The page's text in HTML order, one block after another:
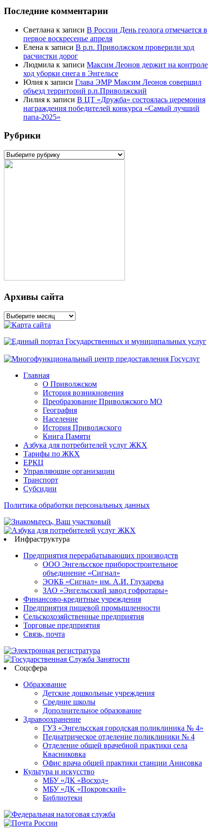
Последние комментарии
Светлана к записи В России День геолога отмечается в
первое воскресенье апреля
Елена к записи В р.п. Приволжском проверили ход
расчистки дорог
Людмила к записи Максим Леонов держит на контроле
ход уборки снега в Энгельсе
Юлия к записи Глава ЭМР Максим Леонов совершил
объезд территорий р.п.Приволжский
Лилия к записи В ЦТ «Дружба» состоялась церемония
награждения победителей конкурса «Самый лучший
папа-2025»
Рубрики
Рубрики
Архивы сайта
Архивы
сайта
Главная
О Приволжском
История возникновения
Преобразование Приволжского МО
География
Население
История Приволжского
Книга Памяти
Азбука для потребителей услуг ЖКХ
Тарифы по ЖКХ
ЕРКЦ
Управляющие организации
Транспорт
Субсидии
Политика обработки персональных данных
Инфраструктура
Предприятия перерабатывающих производств
ООО Энгельсское приборостроительное
объединение «Сигнал»
ЭОКБ «Сигнал» им. А.И. Глухарева
ЗАО «Энгельсский завод гофротары»
Финансово-кредитные учреждения
Предприятия пищевой промышленности
Сельскохозяйственные предприятия
Торговые предприятия
Связь, почта
Соцсфера
Образование
Детские дошкольные учреждения
Средние школы
Дополнительное образование
Здравоохранение
ГУЗ «Энгельсская городская поликлиника № 4»
Педиатрическое отделение поликлиники № 4
Отделение общей врачебной практики села
Квасниковка
Офис врача общей практики станции Анисовка
Культура и искусство
МБУ «ДК «Восход»
МБУ «ДК «Покровский»
Библиотеки